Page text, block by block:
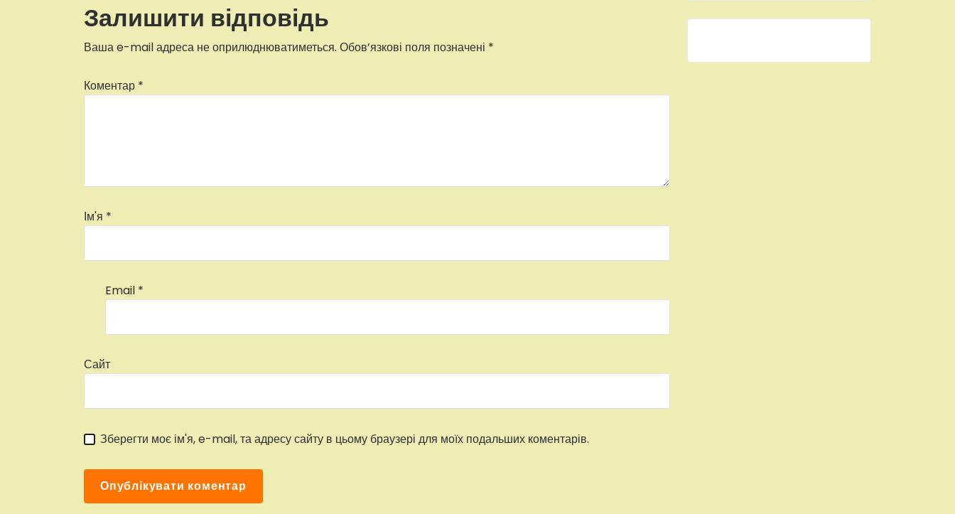
Залишити відповідь
Ваша e-mail адреса не оприлюднюватиметься. Обов’язкові поля позначені *
Коментар *
Ім'я *
Email *
Сайт
Зберегти моє ім'я, e-mail, та адресу сайту в цьому браузері для моїх подальших коментарів.